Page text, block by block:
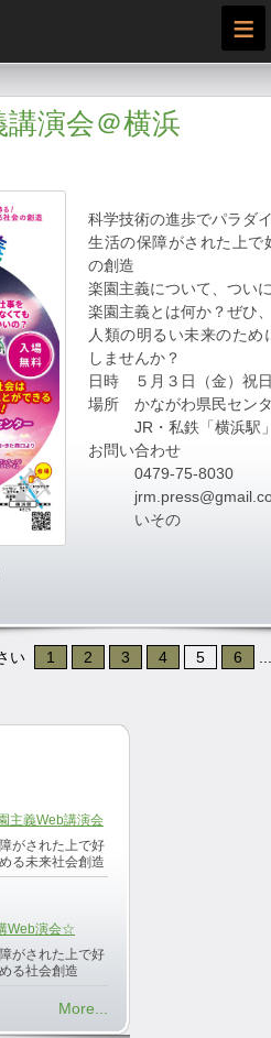
≡
講演会＠横浜
科学技術の進歩でパラダ
生活の保障がされた上で
の創造
楽園主義について、つい
楽園主義とは何か？ぜひ
人類の明るい未来のた
しませんか？
日時 ５月３日（金）祝
場所 かながわ県民セン
JR・私鉄「横浜駅」
お問い合わせ
0479-75-8030
いその
い 1 2 3 4 5 6
主義Web講演会
がされた上で好
る未来社会創造
Web演会☆
がされた上で好
る社会創造
More...